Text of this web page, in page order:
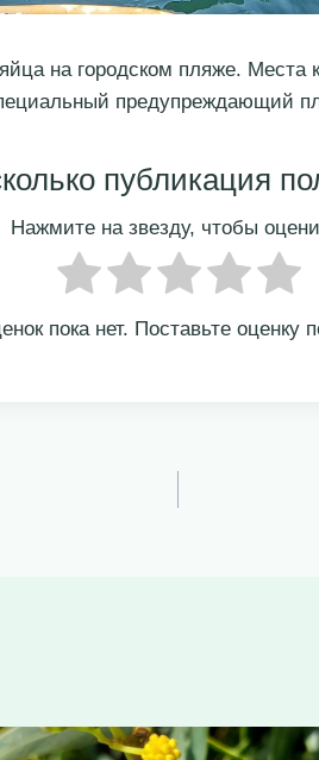
на городском пляже. Места
предупреждающий
публикация
Нажмите на звезду, чтобы
пока нет. Поставьте оценку